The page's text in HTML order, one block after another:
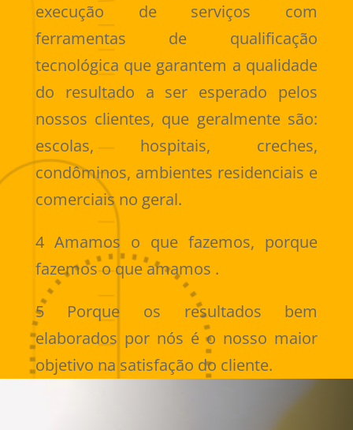
execução de serviços com
ferramentas de qualificação
tecnológica que garantem a qualidade
do resultado a ser esperado pelos
nossos clientes, que geralmente são:
escolas, hospitais, creches,
condôminos, ambientes residenciais e
comerciais no geral.
4 Amamos o que fazemos, porque
fazemos o que amamos .
5 Porque os resultados bem
elaborados por nós é o nosso maior
objetivo na satisfação do cliente.